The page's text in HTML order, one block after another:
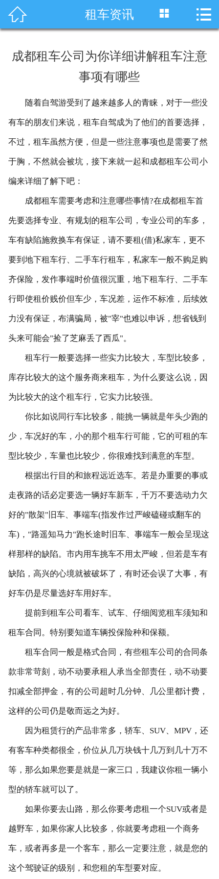
 首页
川藏线租车
租车资讯
租车价格
关于我们
联系我们
 租车资讯  
成都租车公司为你详细讲解租车注意
事项有哪些
随着自驾游受到了越来越多人的青睐，对于一些没
有车的朋友们来说，租车自驾成为了他们的首要选择，
不过，租车虽然方便，但是一些注意事项也是需要了然
于胸，不然就会被坑，接下来就一起和成都租车公司小
编来详细了解下吧：
成都租车需要考虑和注意哪些事情?在成都租车首
先要选择专业、有规划的租车公司，专业公司的车多，
车有缺陷施救换车有保证，请不要租(借)私家车，更不
要到地下租车行、二手车行租车，私家车一般不购足购
齐保险，发作事端时价值很沉重，地下租车行、二手车
行即使租价贱价但车少，车况差，运作不标准，后续效
力没有保证，布满骗局，被"宰"也难以申诉，想省钱到
头来可能会"捡了芝麻丢了西瓜"。
租车行一般要选择一些实力比较大，车型比较多，
库存比较大的这个服务商来租车，为什么要这么说，因
为比较大的这个租车行，它实力比较强。
你比如说同行车比较多，能挑一辆就是年头少跑的
少，车况好的车，小的那个租车行可能，它的可租的车
型比较少，车量也比较少，你很难找到满意的车型。
根据出行目的和旅程远近选车。若是办重要的事或
走夜路的话必定要选一辆好车新车，千万不要选动力欠
好的"散架"旧车、事端车(指发作过严峻磕碰或翻车的
车)，"路遥知马力"跑长途时旧车、事端车一般会呈现这
样那样的缺陷。市内用车挑车不用太严峻，但若是车有
缺陷，高兴的心境就被破坏了，有时还会误了大事，有
好车仍是尽量选好车用好车。
提前到租车公司看车、试车、仔细阅览租车须知和
租车合同。特别要知道车辆投保险种和保额。
租车合同一般是格式合同，有些租车公司的合同条
款非常苛刻，动不动要承租人承当全部责任，动不动要
扣减全部押金，有的公司超时几分钟、几公里都计费，
这样的公司仍是敬而远之为好。
因为租赁行的产品非常多，轿车、SUV、MPV，还
有客车种类都很全，价位从几万块钱十几万到几十万不
等，那么如果您要是就是一家三口，我建议你租一辆小
型的轿车就可以了。
如果你要去山路，那么你要考虑租一个SUV或者是
越野车，如果你家人比较多，你就要考虑租一个商务
车，或者再多是一个客车，那么一定要注意，就是您的
这个驾驶证的级别，和您租的车型要对应。